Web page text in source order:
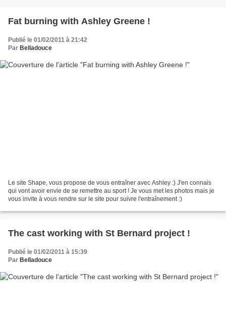
Fat burning with Ashley Greene !
Publié le 01/02/2011 à 21:42
Par Belladouce
Le site Shape, vous propose de vous entraîner avec Ashley :) J'en connais
qui vont avoir envie de se remettre au sport ! Je vous met les photos mais je
vous invite à vous rendre sur le site pour suivre l'entraînement :)
The cast working with St Bernard project !
Publié le 01/02/2011 à 15:39
Par Belladouce